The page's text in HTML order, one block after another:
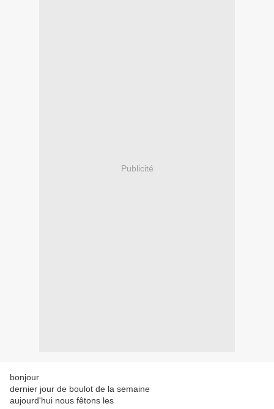
Publicité
bonjour
dernier jour de boulot de la semaine
aujourd'hui nous fêtons les